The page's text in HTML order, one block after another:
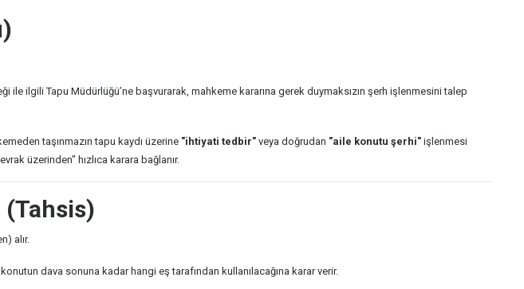
ile ilgili Tapu Müdürlüğü’ne başvurarak, mahkeme kararına gerek duymaksızın şerh işlenmesini talep
taşınmazın tapu kaydı üzerine "ihtiyati tedbir" veya doğrudan "aile konutu şerhi" işlenmesi
üzerinden" hızlıca karara bağlanır.
(Tahsis)
alır.
dava sonuna kadar hangi eş tarafından kullanılacağına karar verir.